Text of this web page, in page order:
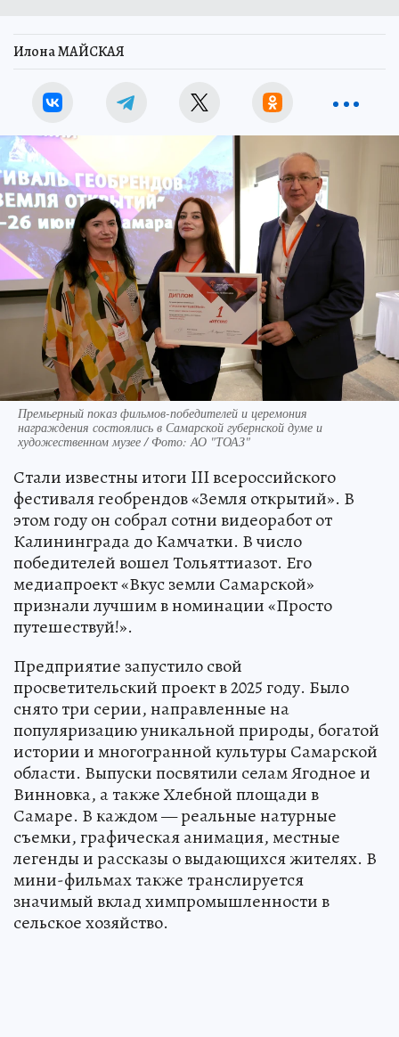
Илона МАЙСКАЯ
Премьерный показ фильмов-победителей и церемония
награждения состоялись в Самарской губернской думе и
художественном музее / Фото: АО "ТОАЗ"
Стали известны итоги III всероссийского
фестиваля геобрендов «Земля открытий». В
этом году он собрал сотни видеоработ от
Калининграда до Камчатки. В число
победителей вошел Тольяттиазот. Его
медиапроект «Вкус земли Самарской»
признали лучшим в номинации «Просто
путешествуй!».
Предприятие запустило свой
просветительский проект в 2025 году. Было
снято три серии, направленные на
популяризацию уникальной природы, богатой
истории и многогранной культуры Самарской
области. Выпуски посвятили селам Ягодное и
Винновка, а также Хлебной площади в
Самаре. В каждом — реальные натурные
съемки, графическая анимация, местные
легенды и рассказы о выдающихся жителях. В
мини-фильмах также транслируется
значимый вклад химпромышленности в
сельское хозяйство.